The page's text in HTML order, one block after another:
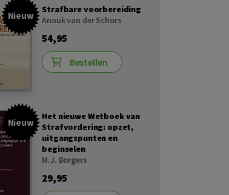
Nieuw
Strafbare voorbereiding
Anouk van der Schors
54,95
Bestellen
Nieuw
Het nieuwe Wetboek van
Strafvordering: opzet,
uitgangspunten en
beginselen
M.J. Borgers
29,95